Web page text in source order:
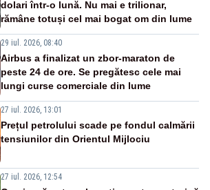
dolari într-o lună. Nu mai e trilionar,
rămâne totuși cel mai bogat om din lume
29 iul. 2026, 08:40
Airbus a finalizat un zbor-maraton de
peste 24 de ore. Se pregătesc cele mai
lungi curse comerciale din lume
27 iul. 2026, 13:01
Prețul petrolului scade pe fondul calmării
tensiunilor din Orientul Mijlociu
27 iul. 2026, 12:54